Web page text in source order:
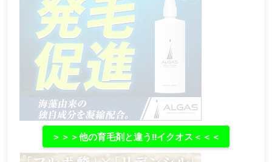
＞＞＞他の育毛剤と違う‼イクオス＜＜＜